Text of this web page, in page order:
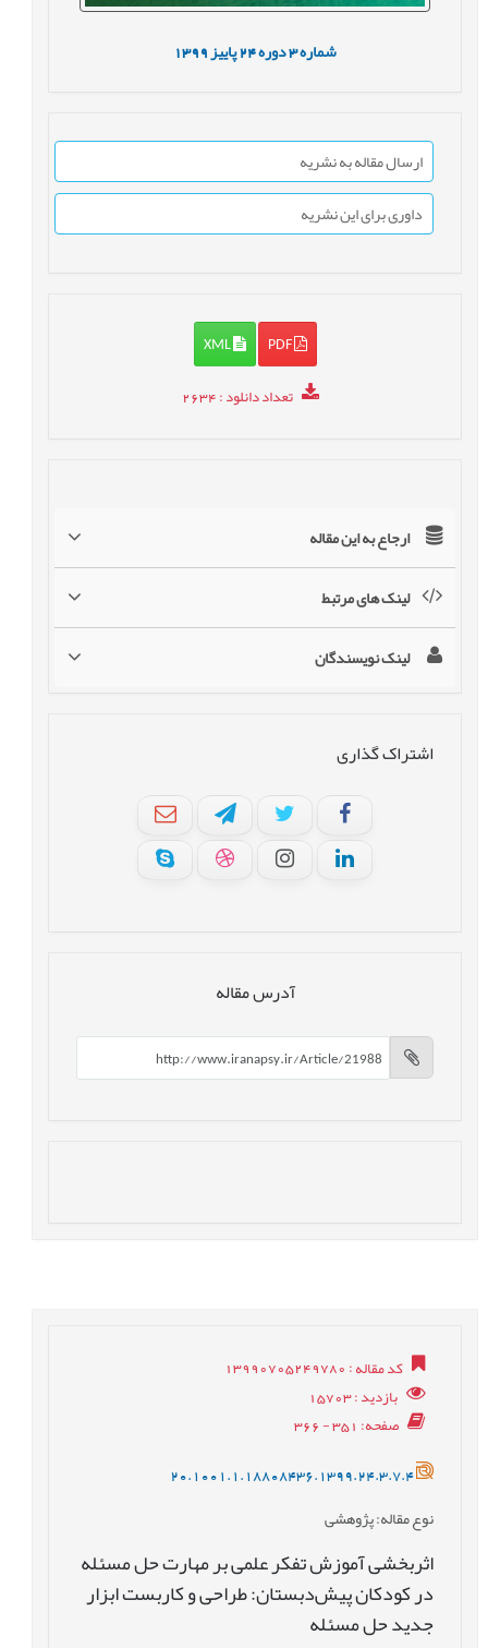
شماره3 دوره24 پاییز1399
ارسال مقاله به نشریه
داوری برای این نشریه
PDF
XML
تعداد دانلود: 2634
ارجاع به این مقاله
لینک های مرتبط
لینک نویسندگان
اشتراک گذاری
آدرس مقاله
کد مقاله: 13990705249780
بازدید: 15703
صفحه: 351 - 366
20.1001.1.18808436.1399.24.3.7.4
نوع مقاله: پژوهشی
اثربخشی آموزش تفکر علمی بر مهارت حل مسئله
در کودکان پيش‌دبستان: طراحی و کاربست ابزار
جديد حل مسئله